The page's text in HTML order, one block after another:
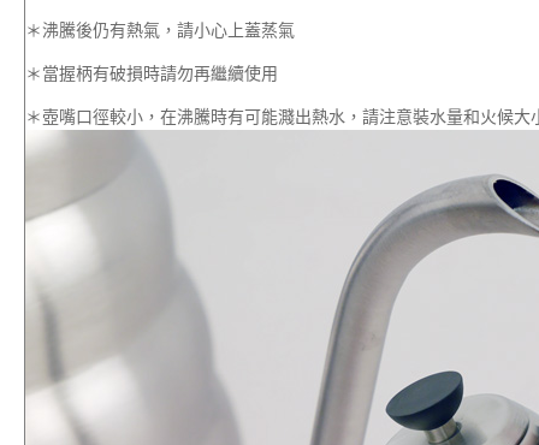
＊沸騰後仍有熱氣，請小心上蓋蒸氣
＊當握柄有破損時請勿再繼續使用
＊壺嘴口徑較小，在沸騰時有可能濺出熱水，請注意裝水量和火候大